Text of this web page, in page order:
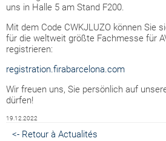
uns in Halle 5 am Stand F200.
Mit dem Code CWKJLUZO können Sie
für die weltweit größte Fachmesse für
registrieren:
registration.firabarcelona.com
Wir freuen uns, Sie persönlich auf
dürfen!
19.12.2022
<- Retour à Actualités